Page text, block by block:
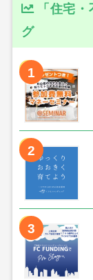
「住宅
グ
1
2
3